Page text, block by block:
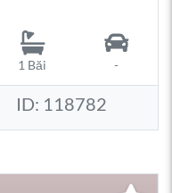
1 Băi -
ID: 118782